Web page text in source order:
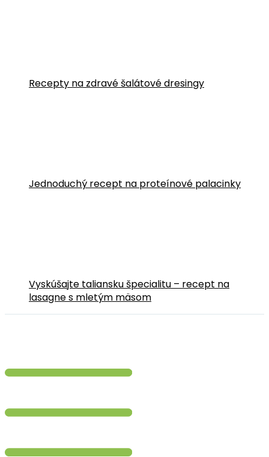
Recepty na zdravé šalátové dresingy
Jednoduchý recept na proteínové palacinky
Vyskúšajte taliansku špecialitu – recept na
lasagne s mletým mäsom